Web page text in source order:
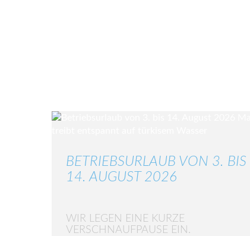
BETRIEBSURLAUB VON 3. BIS
14. AUGUST 2026
WIR LEGEN EINE KURZE
VERSCHNAUFPAUSE EIN.